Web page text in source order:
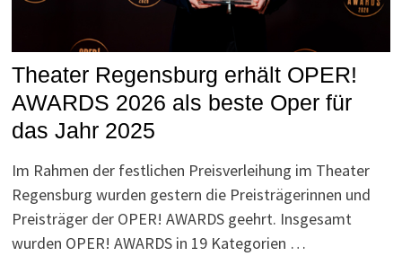
Theater Regensburg erhält OPER!
AWARDS 2026 als beste Oper für
das Jahr 2025
Im Rahmen der festlichen Preisverleihung im Theater
Regensburg wurden gestern die Preisträgerinnen und
Preisträger der OPER! AWARDS geehrt. Insgesamt
wurden OPER! AWARDS in 19 Kategorien …